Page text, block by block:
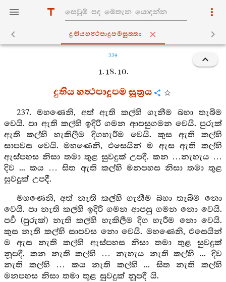
දුතියහත්‍ථපාදුපමසුත‍්තං
339
1. 18. 10.
දුතිය හත්‍ථපාදූපම සූත්‍රය
237. මහණෙනි, අත් ඇති කල්හි ගැනීම බහා තැබීම
වෙයි. පා ඇති කල්හි ඉදිරි ගමන ආපසුගමන වෙයි. පුරුක්
ඇති කල්හි හැකිලීම දිගහැරීම වෙයි. කුස ඇති කල්හි
සාපවස වෙයි. මහණෙනි, එසෙයින් ම ඇස ඇති කල්හි
ඇස්පහස නිසා තමා තුළ සුවදුක් උපදී. කන …නැහැය …
දිව ... කය … සිත ඇති කල්හි මනපහස නිසා තමා තුළ
සුවදුක් උපදී.
මහණෙනි, අත් නැති කල්හි ගැනීම බහා තැබීම නො
වෙයි. පා නැති කල්හි ඉදිරි ගමන ආපසු ගමන නො වෙයි.
පර්‍ව (පුරුක්) නැති කල්හි හැකිලීම දිග හැරීම නො වෙයි.
කුස නැති කල්හි සාපවස නො වෙයි. මහණෙනි, එසෙයින්
ම ඇස නැති කල්හි ඇස්පහස නිසා තමා තුළ සුවදුක්
නූපදී. කන නැති කල්හි … නැහැය නැති කල්හි ... දිව
නැති කල්හි … කය නැති කල්හි ... සිත නැති කල්හි
මනපහස නිසා තමා තුළ සුවදුක් නූපදී යි.